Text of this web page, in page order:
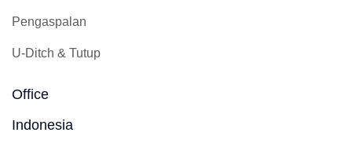
Pengaspalan
U-Ditch & Tutup
Office
Indonesia